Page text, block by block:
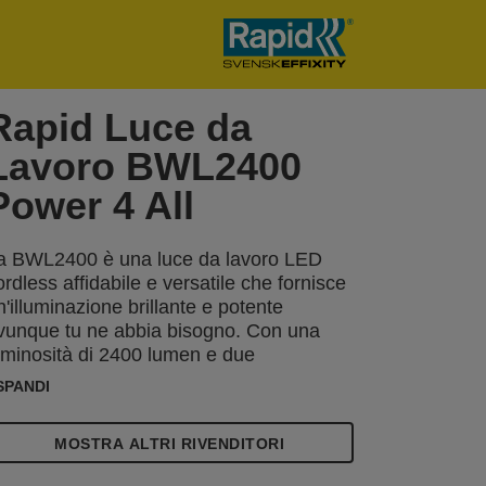
Luce da
BWL2400
4 All
BWL2400 è una luce da lavoro LED
affidabile e versatile che fornisce
brillante e potente
tu ne abbia bisogno. Con una
di 2400 lumen e due
di luminosità, è perfetta per
così come un'illuminazione più
e morbida. Questa lampada da
MOSTRA ALTRI RIVENDITORI